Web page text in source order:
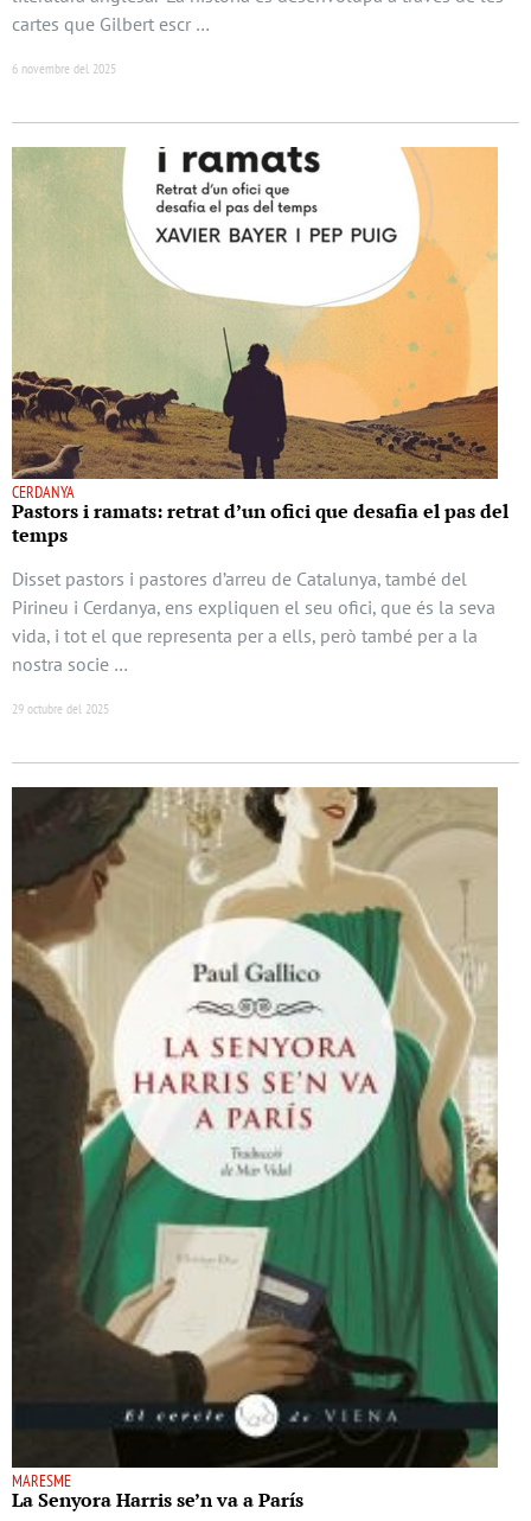
cartes que Gilbert escr …
6 novembre del 2025
CERDANYA
Pastors i ramats: retrat d’un ofici que desafia el pas del
temps
Disset pastors i pastores d’arreu de Catalunya, també del
Pirineu i Cerdanya, ens expliquen el seu ofici, que és la seva
vida, i tot el que representa per a ells, però també per a la
nostra socie …
29 octubre del 2025
MARESME
La Senyora Harris se’n va a París